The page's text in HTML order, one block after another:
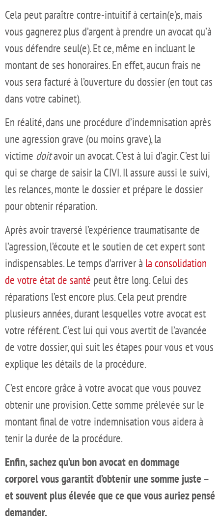
Cela peut paraître contre-intuitif à certain(e)s, mais
vous gagnerez plus d’argent à prendre un avocat qu’à
vous défendre seul(e). Et ce, même en incluant le
montant de ses honoraires. En effet, aucun frais ne
vous sera facturé à l’ouverture du dossier (en tout cas
dans votre cabinet).
En réalité, dans une procédure d’indemnisation après
une agression grave (ou moins grave), la
victime doitavoir un avocat. C’est à lui d’agir. C’est lui
qui se charge de saisir la CIVI. Il assure aussi le suivi,
les relances, monte le dossier et prépare le dossier
pour obtenir réparation.
Après avoir traversé l’expérience traumatisante de
l’agression, l’écoute et le soutien de cet expert sont
indispensables. Le temps d’arriver à la consolidation
de votre état de santé peut être long. Celui des
réparations l’est encore plus. Cela peut prendre
plusieurs années, durant lesquelles votre avocat est
votre référent. C’est lui qui vous avertit de l’avancée
de votre dossier, qui suit les étapes pour vous et vous
explique les détails de la procédure.
C’est encore grâce à votre avocat que vous pouvez
obtenir une provision. Cette somme prélevée sur le
montant final de votre indemnisation vous aidera à
tenir la durée de la procédure.
Enfin, sachez qu’un bon avocat en dommage
corporel vous garantit d’obtenir une somme juste –
et souvent plus élevée que ce que vous auriez pensé
demander.